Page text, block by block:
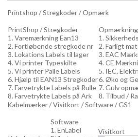
Printshop / Stregkoder / Opmærk
PrintShop / Stregkoder
1. Varemærkning Ean13
2. Fortløbende stregkode nr
3. Lokations Labels til lager
4. Vi printer Typeskilte
5. Vi printer Palle Labels
6. Hjælp til EAN13 Stregkoder
7. Farvetrykte Labels på Rulle
8. Farvetrykte Labels på Ark
Opmærkning
1.
2. Farligt
3. EAC
4. CE
5. IEC,
6. Øko og
7. Gulv
8. Tilbud /
Kabelmærker / Visitkort / Software / GS1
Software
1. EnLabel
Visitkort